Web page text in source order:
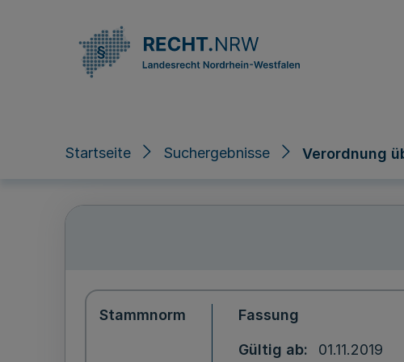
Startseite Suchergebnisse Verordnung
Stammnorm Fassung
Gültig ab
01.11.2019